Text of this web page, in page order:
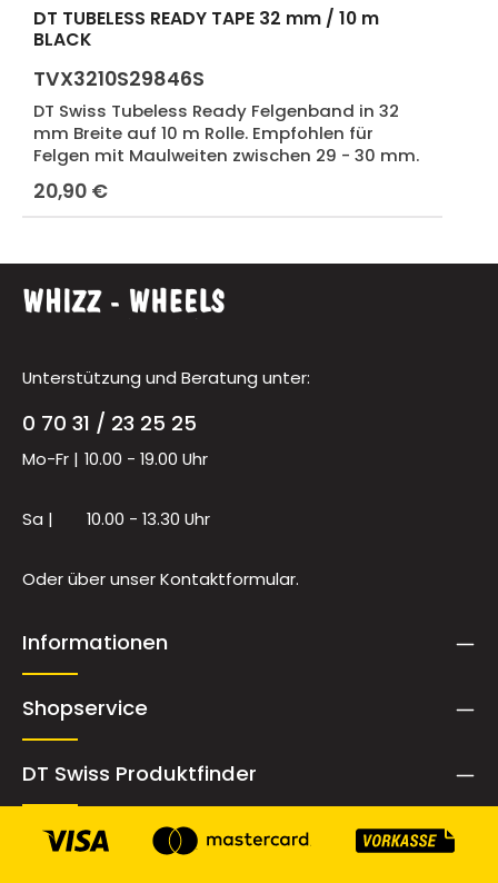
DT TUBELESS READY TAPE 32 mm / 10 m
BLACK
TVX3210S29846S
DT Swiss Tubeless Ready Felgenband in 32
mm Breite auf 10 m Rolle. Empfohlen für
Felgen mit Maulweiten zwischen 29 - 30 mm.
Regulärer Preis:
20,90 €
Unterstützung und Beratung unter:
0 70 31 / 23 25 25
Mo-Fr | 10.00 - 19.00 Uhr
Sa | 10.00 - 13.30 Uhr
Oder über unserKontaktformular.
Informationen
Shopservice
DT Swiss Produktfinder